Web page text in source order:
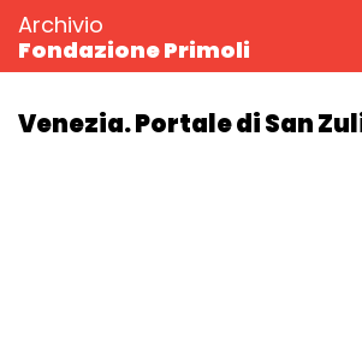
Archivio
Fondazione Primoli
Venezia. Portale di San